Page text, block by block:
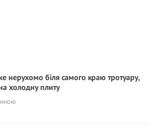
нерухомо біля самого краю тротуару,
холодну плиту